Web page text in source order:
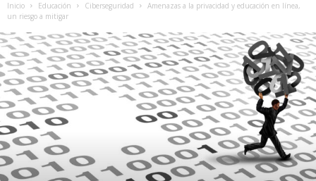
Inicio Educación Ciberseguridad
Amenazas a la privacidad y educación en línea,
un riesgo a mitigar